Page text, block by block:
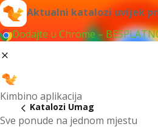
Aktualni katalozi uvijek
Dodajte u Chrome –
Kimbino aplikacija
Sve ponude na jednom mjestu
Katalozi Umag